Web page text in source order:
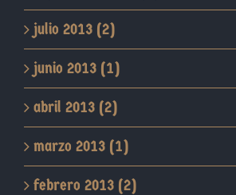
julio 2013 (2)
junio 2013 (1)
abril 2013 (2)
marzo 2013 (1)
febrero 2013 (2)